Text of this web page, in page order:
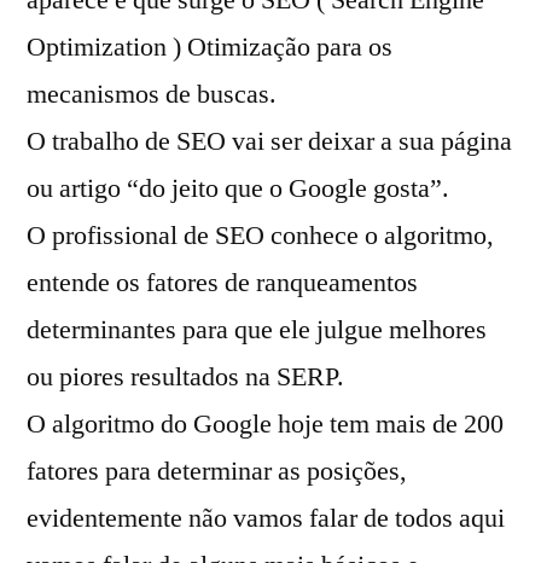
Optimization ) Otimização para os
mecanismos de buscas.
O trabalho de SEO vai ser deixar a sua página
ou artigo “do jeito que o Google gosta”.
O profissional de SEO conhece o algoritmo,
entende os fatores de ranqueamentos
determinantes para que ele julgue melhores
ou piores resultados na SERP.
O algoritmo do Google hoje tem mais de 200
fatores para determinar as posições,
evidentemente não vamos falar de todos aqui